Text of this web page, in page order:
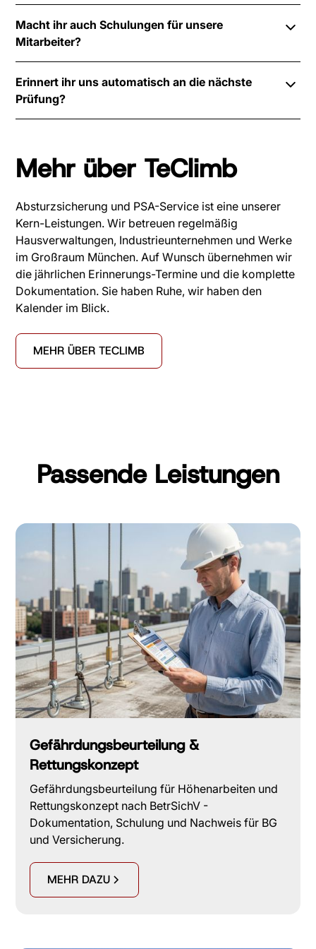
ist umfangreicher und oft nur in Streit- oder
Schadensfällen nötig. Wir machen die Sachkundigen-
Prüfung.
prüffähigen Zustand befinden. Sehr alte Systeme oder
Eigenkonstruktionen entsprechen oft nicht mehr der
aktuellen Norm. Wir prüfen das vor Ort und sagen
Ihnen, was tauglich ist und was ersetzt werden muss.
Macht ihr auch Schulungen für unsere
Mitarbeiter?
Sachkundeprüfung-Schulungen und Höhenarbeit-
Sicherheitsunterweisungen für Ihr Team durch. Termin
und Inhalt stimmen wir individuell ab.
Erinnert ihr uns automatisch an die nächste
Prüfung?
im Vorfeld der nächsten Fälligkeit. Sie müssen sich
nicht selbst um Fristen kümmern.
Mehr über TeClimb
Absturzsicherung und PSA-Service ist eine unserer
Kern-Leistungen. Wir betreuen regelmäßig
Hausverwaltungen, Industrieunternehmen und Werke
im Großraum München. Auf Wunsch übernehmen wir
die jährlichen Erinnerungs-Termine und die komplette
Dokumentation. Sie haben Ruhe, wir haben den
Kalender im Blick.
MEHR ÜBER TECLIMB
Passende Leistungen
Gefährdungsbeurteilung &
Rettungskonzept
Gefährdungsbeurteilung für Höhenarbeiten und
Rettungskonzept nach BetrSichV -
Dokumentation, Schulung und Nachweis für BG
und Versicherung.
MEHR DAZU